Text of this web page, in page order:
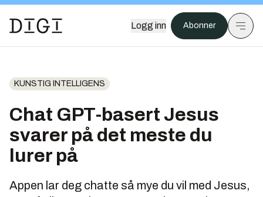
Logg inn Abonner
KUNSTIG INTELLIGENS
Chat GPT-basert Jesus
svarer på det meste du
lurer på
Appen lar deg chatte så mye du vil med Jesus,